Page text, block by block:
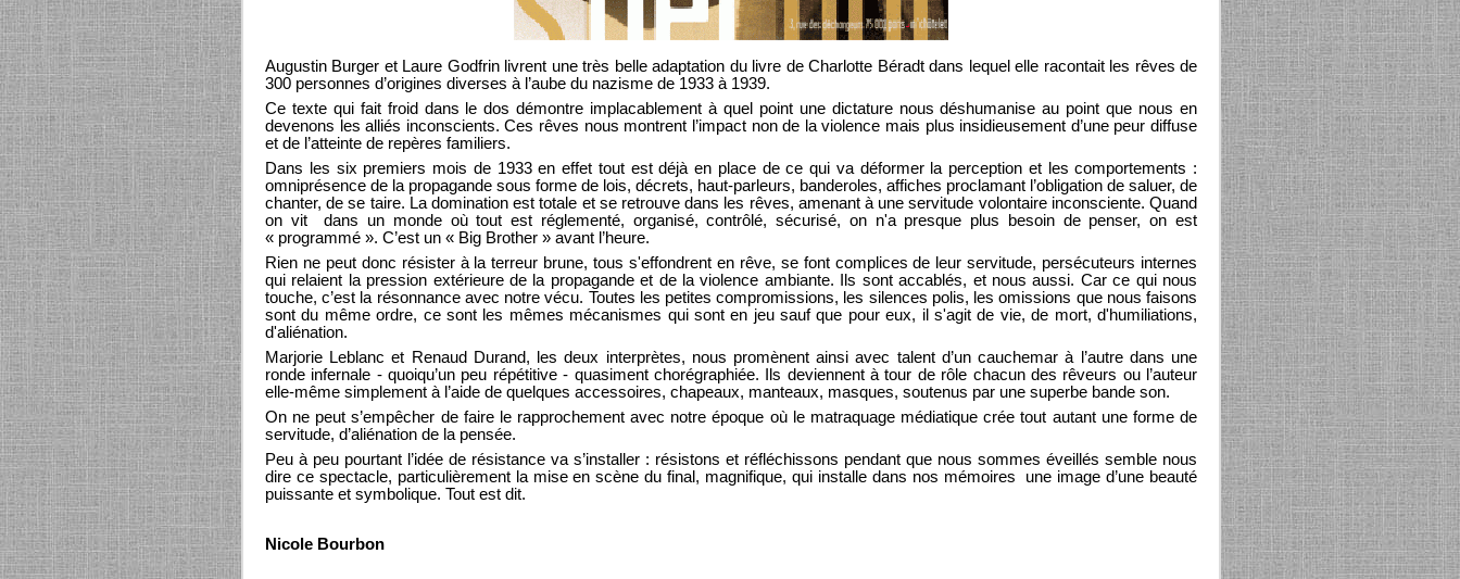
Augustin Burger et Laure Godfrin livrent une très belle adaptation du livre de Charlotte Béradt dans lequel elle racontait les rêves de
300 personnes d’origines diverses à l’aube du nazisme de 1933 à 1939.
Ce texte qui fait froid dans le dos démontre implacablement à quel point une dictature nous déshumanise au point que nous en
devenons les alliés inconscients. Ces rêves nous montrent l’impact non de la violence mais plus insidieusement d’une peur diffuse
et de l’atteinte de repères familiers.
Dans les six premiers mois de 1933 en effet tout est déjà en place de ce qui va déformer la perception et les comportements :
omniprésence de la propagande sous forme de lois, décrets, haut-parleurs, banderoles, affiches proclamant l’obligation de saluer, de
chanter, de se taire. La domination est totale et se retrouve dans les rêves, amenant à une servitude volontaire inconsciente. Quand
on vit dans un monde où tout est réglementé, organisé, contrôlé, sécurisé, on n'a presque plus besoin de penser, on est
« programmé ». C’est un « Big Brother » avant l’heure.
Rien ne peut donc résister à la terreur brune, tous s'effondrent en rêve, se font complices de leur servitude, persécuteurs internes
qui relaient la pression extérieure de la propagande et de la violence ambiante. Ils sont accablés, et nous aussi. Car ce qui nous
touche, c’est la résonnance avec notre vécu. Toutes les petites compromissions, les silences polis, les omissions que nous faisons
sont du même ordre, ce sont les mêmes mécanismes qui sont en jeu sauf que pour eux, il s'agit de vie, de mort, d'humiliations,
d'aliénation.
Marjorie Leblanc et Renaud Durand, les deux interprètes, nous promènent ainsi avec talent d’un cauchemar à l’autre dans une
ronde infernale - quoiqu’un peu répétitive - quasiment chorégraphiée. Ils deviennent à tour de rôle chacun des rêveurs ou l’auteur
elle-même simplement à l’aide de quelques accessoires, chapeaux, manteaux, masques, soutenus par une superbe bande son.
On ne peut s’empêcher de faire le rapprochement avec notre époque où le matraquage médiatique crée tout autant une forme de
servitude, d’aliénation de la pensée.
Peu à peu pourtant l’idée de résistance va s’installer : résistons et réfléchissons pendant que nous sommes éveillés semble nous
dire ce spectacle, particulièrement la mise en scène du final, magnifique, qui installe dans nos mémoires une image d’une beauté
puissante et symbolique. Tout est dit.
Nicole Bourbon